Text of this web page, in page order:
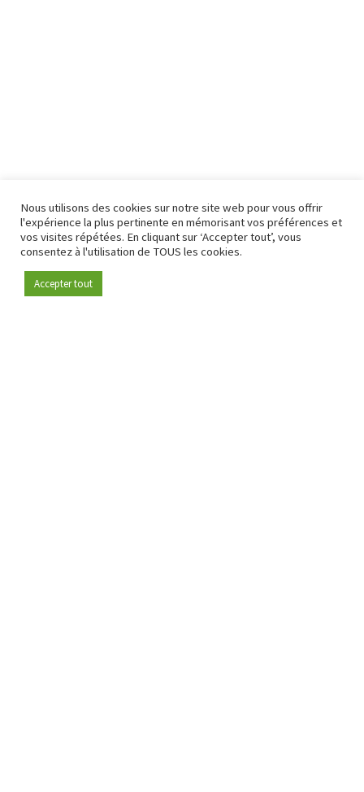
Devenez membre
Nous utilisons des cookies sur notre site web pour vous offrir
l'expérience la plus pertinente en mémorisant vos préférences et
vos visites répétées. En cliquant sur ‘Accepter tout’, vous
consentez à l'utilisation de TOUS les cookies.
Accepter tout